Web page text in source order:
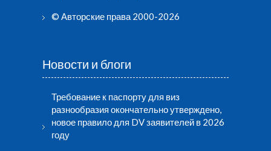
© Авторские права 2000-2026
Новости и блоги
Требование к паспорту для виз
разнообразия окончательно утверждено,
новое правило для DV заявителей в 2026
году